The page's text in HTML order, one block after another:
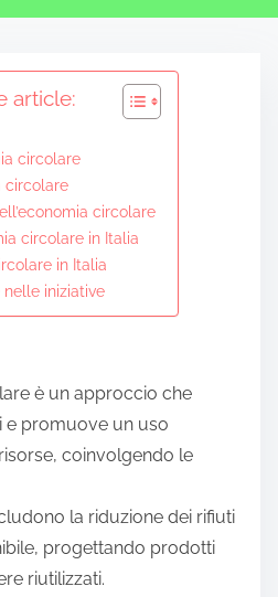
article:
circolare
circolare
circolare
circolare in Italia
in Italia
iniziative
è un approccio che
e promuove un uso
coinvolgendo le
la riduzione dei rifiuti
progettando prodotti
riutilizzati.